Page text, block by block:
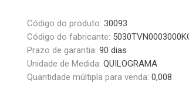
Código do produto: 30093
Código do fabricante:
Prazo de garantia:90 dias
Unidade de Medida:QUILOGRAMA
Quantidade múltipla para venda:0,008